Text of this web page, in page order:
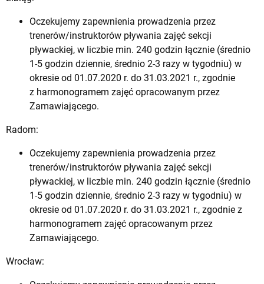
Oczekujemy zapewnienia prowadzenia przez
trenerów/instruktorów pływania zajęć sekcji
pływackiej, w liczbie min. 240 godzin łącznie (średnio
1-5 godzin dziennie, średnio 2-3 razy w tygodniu) w
okresie od 01.07.2020 r. do 31.03.2021 r., zgodnie
z harmonogramem zajęć opracowanym przez
Zamawiającego.
Radom:
Oczekujemy zapewnienia prowadzenia przez
trenerów/instruktorów pływania zajęć sekcji
pływackiej, w liczbie min. 240 godzin łącznie (średnio
1-5 godzin dziennie, średnio 2-3 razy w tygodniu) w
okresie od 01.07.2020 r. do 31.03.2021 r., zgodnie z
harmonogramem zajęć opracowanym przez
Zamawiającego.
Wrocław: